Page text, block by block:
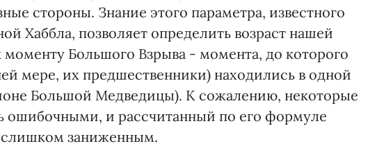
стороны. Знание этого параметра, известного
Хаббла, позволяет определить возраст нашей
моменту Большого Взрыва - момента, до которого
мере, их предшественники) находились в одной
Большой Медведицы). К сожалению, некоторые
ошибочными, и рассчитанный по его формуле
слишком заниженным.